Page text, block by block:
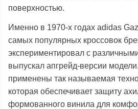
поверхностью.
Именно в 1970-х годах adidas
самых популярных кроссовок
экспериментировал с
выпускал апгрейд-версии
применены так называемая
которая обеспечивает защиту
формованного винила для